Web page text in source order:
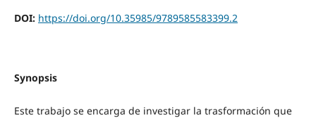
DOI: https://doi.org/10.35985/9789585583399.2
Synopsis
Este trabajo se encarga de investigar la trasformación que